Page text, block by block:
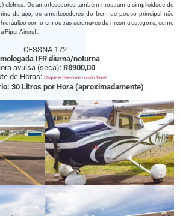
elétrica. Os amortecedores também mostram a simplicidade do
de aço, os amortecedores do trem de pouso principal não
como em outras aeronaves da mesma categoria, como
Piper Aircraft.
CESSNA 172
IFR diurna/noturna
avulsa (seca): R$900,00
de Horas: Clique e fale com nosso time!
30 Litros por Hora (aproximadamente)